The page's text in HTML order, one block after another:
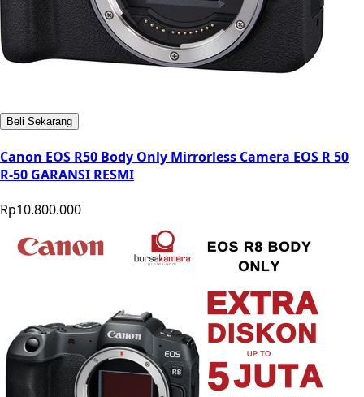
Beli Sekarang
Canon EOS R50 Body Only Mirrorless Camera EOS R 50
R-50 GARANSI RESMI
Rp10.800.000